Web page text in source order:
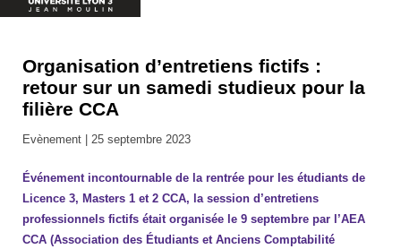
Accueil
iaelyon
Organisation d’entretiens fictifs :
retour sur un samedi studieux pour la
filière CCA
Evènement | 25 septembre 2023
Événement incontournable de la rentrée pour les étudiants de
Licence 3, Masters 1 et 2 CCA, la session d’entretiens
professionnels fictifs était organisée le 9 septembre par l’AEA
CCA (Association des Étudiants et Anciens Comptabilité